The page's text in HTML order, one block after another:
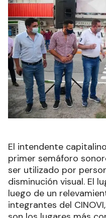
El intendente
primer semáforo
ser utilizado por
disminución visual. El
luego de un
integrantes del